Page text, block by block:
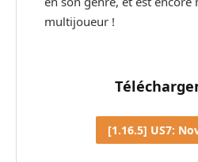
multijoueur !
[1.16.5] US7: